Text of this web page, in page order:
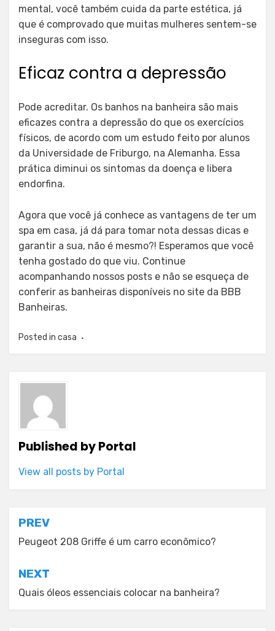
mental, você também cuida da parte estética, já
que é comprovado que muitas mulheres sentem-se
inseguras com isso.
Eficaz contra a depressão
Pode acreditar. Os banhos na banheira são mais
eficazes contra a depressão do que os exercícios
físicos, de acordo com um estudo feito por alunos
da Universidade de Friburgo, na Alemanha. Essa
prática diminui os sintomas da doença e libera
endorfina.
Agora que você já conhece as vantagens de ter um
spa em casa, já dá para tomar nota dessas dicas e
garantir a sua, não é mesmo?! Esperamos que você
tenha gostado do que viu. Continue
acompanhando nossos posts e não se esqueça de
conferir as banheiras disponíveis no site da BBB
Banheiras.
Posted in casa
Published byPortal
View all posts by Portal
Post
navigation
PREV
Peugeot 208 Griffe é um carro econômico?
NEXT
Quais óleos essenciais colocar na banheira?